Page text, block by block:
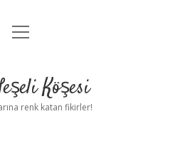
Anasayfa
Uyarı
menüyü
Köşesi
renk katan fikirler!